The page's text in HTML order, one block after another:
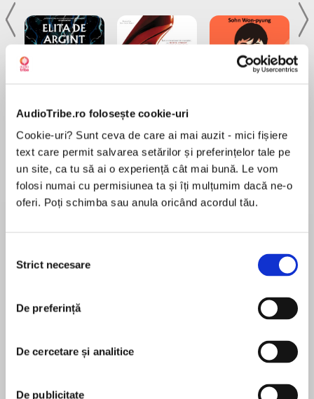
AudioTribe.ro folosește cookie-uri
Cookie-uri? Sunt ceva de care ai mai auzit - mici fișiere
text care permit salvarea setărilor și preferințelor tale pe
un site, ca tu să ai o experiență cât mai bună. Le vom
folosi numai cu permisiunea ta și îți mulțumim dacă ne-o
oferi. Poți schimba sau anula oricând acordul tău.
consimțământului
Strict necesare
De preferință
De cercetare și analitice
De publicitate
de...
Dani Francis
la...
Lauren Weisberger
Desprecarte
The second book in the #1 New York Times
bestselling series that inspired the hit ABC
In ultra-exclusive Rosewood, Pennsylvania, four
Spencer covets her sister’s boyfriend. Aria is
teacher. Emily is infatuated with the new girl at
MAI MULT
În acest moment nu există recenzii